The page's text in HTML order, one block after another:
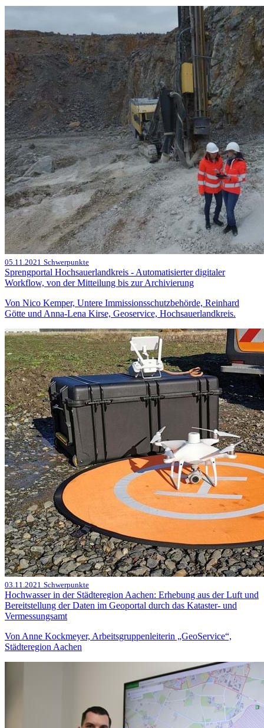
05.11.2021 Schwerpunkte
Sprengportal Hochsauerlandkreis - Automatisierter digitaler
Workflow, von der Mitteilung bis zur Archivierung
Von Nico Kemper, Untere Immissionsschutzbehörde, Reinhard
Götte und Anna-Lena Kirse, Geoservice, Hochsauerlandkreis.
03.11.2021 Schwerpunkte
Hochwasser in der Städteregion Aachen: Erhebung aus der Luft und
Bereitstellung der Daten im Geoportal durch das Kataster- und
Vermessungsamt
Von Anne Kockmeyer, Arbeitsgruppenleiterin „GeoService“,
Städteregion Aachen